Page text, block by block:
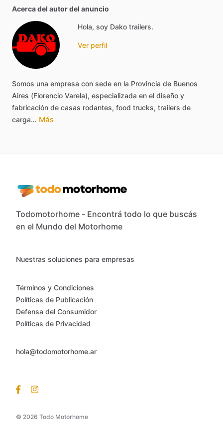
Acerca del autor del anuncio
Hola, soy Dako trailers.
Ver perfil
Somos una empresa con sede en la Provincia de Buenos
Aires (Florencio Varela), especializada en el diseño y
fabricación de casas rodantes, food trucks, trailers de
carga… Más
Todomotorhome - Encontrá todo lo que buscás
en el Mundo del Motorhome
© 2026 Todo Motorhome
Nuestras soluciones para empresas
Términos y Condiciones
Políticas de Publicación
Defensa del Consumidor
Políticas de Privacidad
hola@todomotorhome.ar